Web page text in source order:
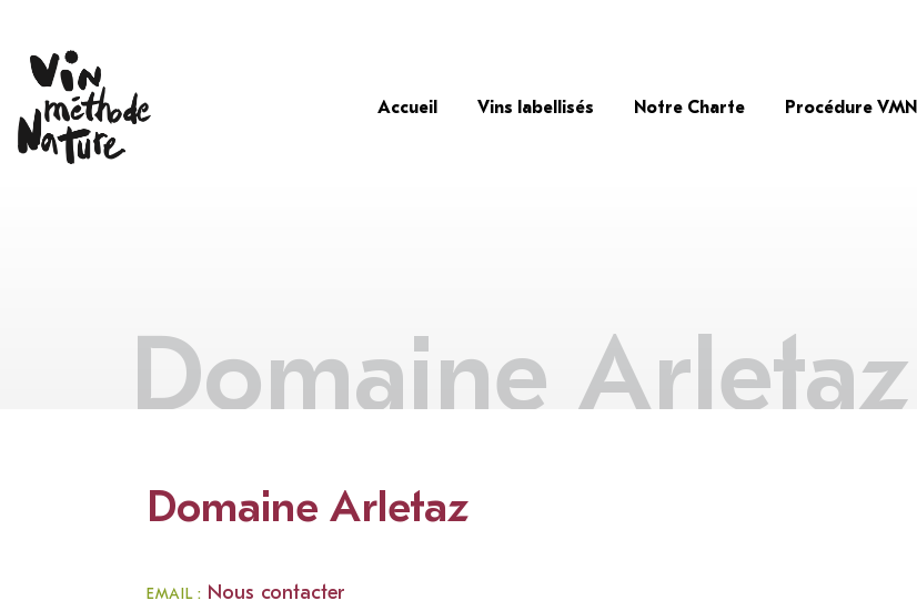
Accueil Vins labellisés Notre Charte Procédure VMN
Domaine Arletaz
Domaine Arletaz
EMAIL : Nous contacter